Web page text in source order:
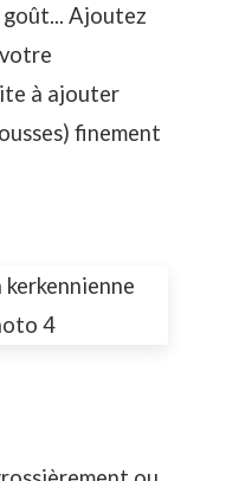
Ajoutez
à ajouter
finement